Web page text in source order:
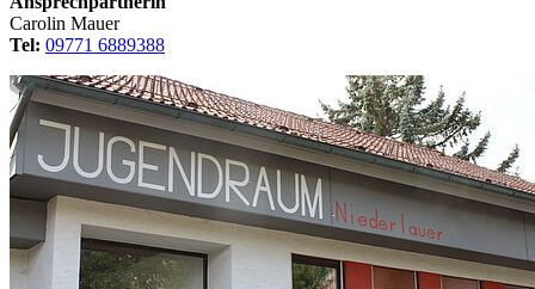
Carolin Mauer
Tel: 09771 6889388